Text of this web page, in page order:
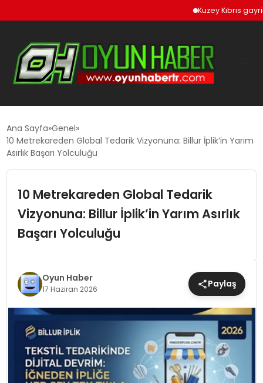
Kuzey Kıbrıs
GÜNCEL
OYUN HABERLERI
EKONOMI
EĞITIM
SAĞLIK
TEKNOLOJI
YAŞAM
Ana Sayfa Genel
10 Metrekareden Global Tedarik Vizyonuna: Billur İplik’in Yarım
Asırlık Başarı Yolculuğu
10 Metrekareden Global Tedarik
Vizyonuna: Billur İplik’in Yarım Asırlık
Başarı Yolculuğu
Oyun Haber
17 Haziran 2026 Paylaş